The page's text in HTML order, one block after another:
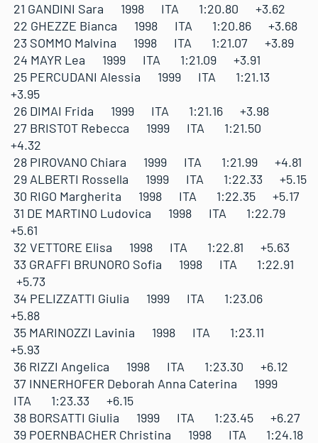
21 GANDINI Sara 1998 ITA 1:20.80 +3.62
22 GHEZZE Bianca 1998 ITA 1:20.86 +3.68
23 SOMMO Malvina 1998 ITA 1:21.07 +3.89
24 MAYR Lea 1999 ITA 1:21.09 +3.91
25 PERCUDANI Alessia 1999 ITA 1:21.13
+3.95
26 DIMAI Frida 1999 ITA 1:21.16 +3.98
27 BRISTOT Rebecca 1999 ITA 1:21.50
+4.32
28 PIROVANO Chiara 1999 ITA 1:21.99 +4.81
29 ALBERTI Rossella 1999 ITA 1:22.33 +5.15
30 RIGO Margherita 1998 ITA 1:22.35 +5.17
31 DE MARTINO Ludovica 1998 ITA 1:22.79
+5.61
32 VETTORE Elisa 1998 ITA 1:22.81 +5.63
33 GRAFFI BRUNORO Sofia 1998 ITA 1:22.91
+5.73
34 PELIZZATTI Giulia 1999 ITA 1:23.06
+5.88
35 MARINOZZI Lavinia 1998 ITA 1:23.11
+5.93
36 RIZZI Angelica 1998 ITA 1:23.30 +6.12
37 INNERHOFER Deborah Anna Caterina 1999
ITA 1:23.33 +6.15
38 BORSATTI Giulia 1999 ITA 1:23.45 +6.27
39 POERNBACHER Christina 1998 ITA 1:24.18